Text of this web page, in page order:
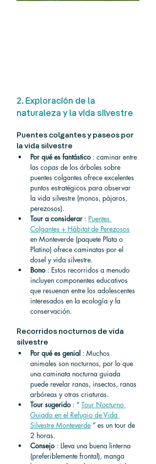
2. Exploración de la
naturaleza y la vida silvestre
Puentes colgantes y paseos por
la vida silvestre
Por qué es fantástico : caminar entre
las copas de los árboles sobre
puentes colgantes ofrece excelentes
puntos estratégicos para observar
la vida silvestre (monos, pájaros,
perezosos).
Tour a considerar : Puentes
Colgantes + Hábitat de Perezosos
en Monteverde (paquete Plata o
Platino) ofrece caminatas por el
dosel y vida silvestre.
Bono : Estos recorridos a menudo
incluyen componentes educativos
que resuenan entre los adolescentes
interesados en la ecología y la
conservación.
Recorridos nocturnos de vida
silvestre
Por qué es genial : Muchos
animales son nocturnos, por lo que
una caminata nocturna guiada
puede revelar ranas, insectos, ranas
arbóreas y otras criaturas.
Tour sugerido : “ Tour Nocturno
Guiado en el Refugio de Vida
Silvestre Monteverde ” es un tour de
2 horas.
Consejo : Lleva una buena linterna
(preferiblemente frontal), manga